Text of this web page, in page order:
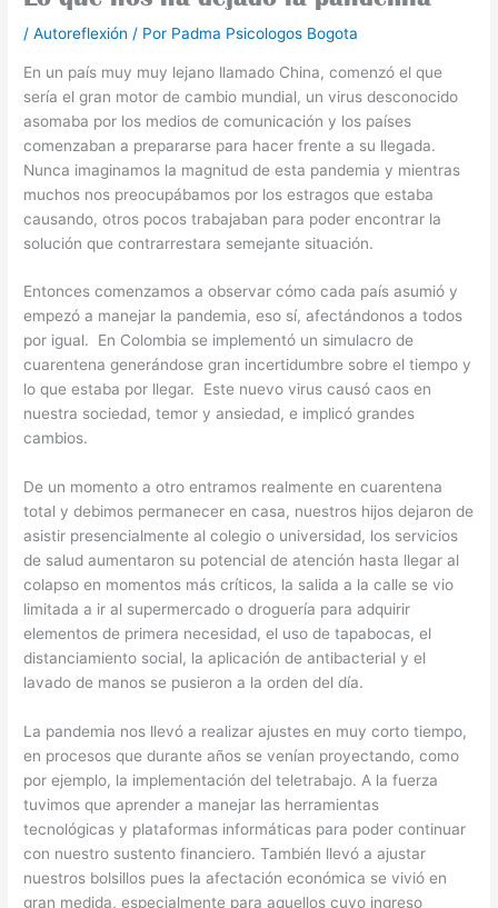
/Autoreflexión / Por Padma Psicologos Bogota
En un país muy muy lejano llamado China, comenzó el que
sería el gran motor de cambio mundial, un virus desconocido
asomaba por los medios de comunicación y los países
comenzaban a prepararse para hacer frente a su llegada.
Nunca imaginamos la magnitud de esta pandemia y mientras
muchos nos preocupábamos por los estragos que estaba
causando, otros pocos trabajaban para poder encontrar la
solución que contrarrestara semejante situación.
Entonces comenzamos a observar cómo cada país asumió y
empezó a manejar la pandemia, eso sí, afectándonos a todos
por igual. En Colombia se implementó un simulacro de
cuarentena generándose gran incertidumbre sobre el tiempo y
lo que estaba por llegar. Este nuevo virus causó caos en
nuestra sociedad, temor y ansiedad, e implicó grandes
cambios.
De un momento a otro entramos realmente en cuarentena
total y debimos permanecer en casa, nuestros hijos dejaron de
asistir presencialmente al colegio o universidad, los servicios
de salud aumentaron su potencial de atención hasta llegar al
colapso en momentos más críticos, la salida a la calle se vio
limitada a ir al supermercado o droguería para adquirir
elementos de primera necesidad, el uso de tapabocas, el
distanciamiento social, la aplicación de antibacterial y el
lavado de manos se pusieron a la orden del día.
La pandemia nos llevó a realizar ajustes en muy corto tiempo,
en procesos que durante años se venían proyectando, como
por ejemplo, la implementación del teletrabajo. A la fuerza
tuvimos que aprender a manejar las herramientas
tecnológicas y plataformas informáticas para poder continuar
con nuestro sustento financiero. También llevó a ajustar
nuestros bolsillos pues la afectación económica se vivió en
gran medida, especialmente para aquellos cuyo ingreso